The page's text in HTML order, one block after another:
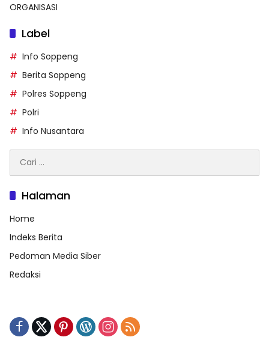
ORGANISASI
Label
Info Soppeng
Berita Soppeng
Polres Soppeng
Polri
Info Nusantara
untuk:
Halaman
Home
Indeks Berita
Pedoman Media Siber
Redaksi